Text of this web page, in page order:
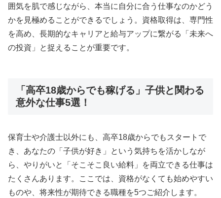
囲気を肌で感じながら、本当に自分に合う仕事なのかどう
かを見極めることができるでしょう。資格取得は、専門性
を高め、長期的なキャリアと給与アップに繋がる「未来へ
の投資」と捉えることが重要です。
「高卒18歳からでも稼げる」子供と関わる
意外な仕事5選！
保育士や介護士以外にも、高卒18歳からでもスタートで
き、あなたの「子供が好き」という気持ちを活かしなが
ら、やりがいと「そこそこ良い給料」を両立できる仕事は
たくさんあります。ここでは、資格がなくても始めやすい
ものや、将来性が期待できる職種を5つご紹介します。